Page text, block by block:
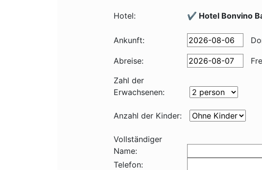
Hotel: ✔️ Hotel Bonvino
Ankunft:
Abreise:
Zahl der
Erwachsenen:
Anzahl der Kinder:
Vollständiger
Name:
Telefon: